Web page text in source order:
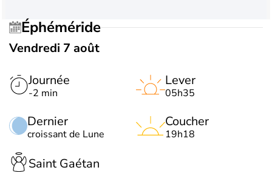
Éphéméride
Vendredi 7 août
Journée
-2 min
Dernier
croissant de Lune
Lever
05h35
Coucher
19h18
Saint Gaétan